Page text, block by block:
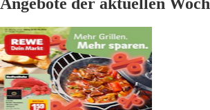
Angebote der aktuellen